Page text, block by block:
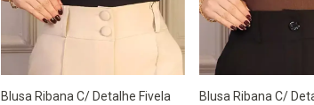
Blusa Ribana C/ Detalhe Fivela
Blusa Ribana C/